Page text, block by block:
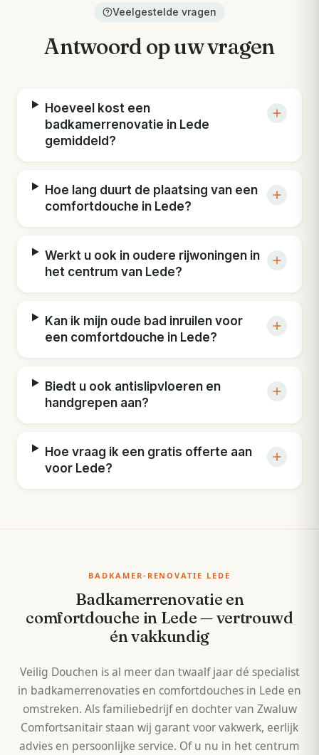
Veelgestelde vragen
Antwoord op uw vragen
Hoeveel kost een
badkamerrenovatie in Lede
gemiddeld?
Hoe lang duurt de plaatsing van een
comfortdouche in Lede?
Werkt u ook in oudere rijwoningen in
het centrum van Lede?
Kan ik mijn oude bad inruilen voor
een comfortdouche in Lede?
Biedt u ook antislipvloeren en
handgrepen aan?
Hoe vraag ik een gratis offerte aan
voor Lede?
BADKAMER-RENOVATIE LEDE
Badkamerrenovatie en
comfortdouche in Lede — vertrouwd
én vakkundig
Veilig Douchen is al meer dan twaalf jaar dé specialist
in badkamerrenovaties en comfortdouches in Lede en
omstreken. Als familiebedrijf en dochter van Zwaluw
Comfortsanitair staan wij garant voor vakwerk, eerlijk
advies en persoonlijke service. Of u nu in het centrum